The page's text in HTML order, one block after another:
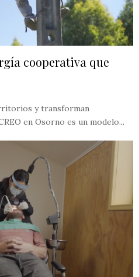
cooperativa que
y transforman
en Osorno es un modelo...